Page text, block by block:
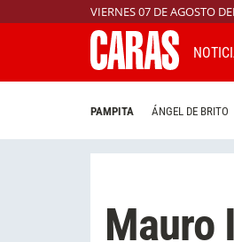
VIERNES 07 DE AGOSTO
PAMPITA ÁNGEL DE BRITO
Mauro